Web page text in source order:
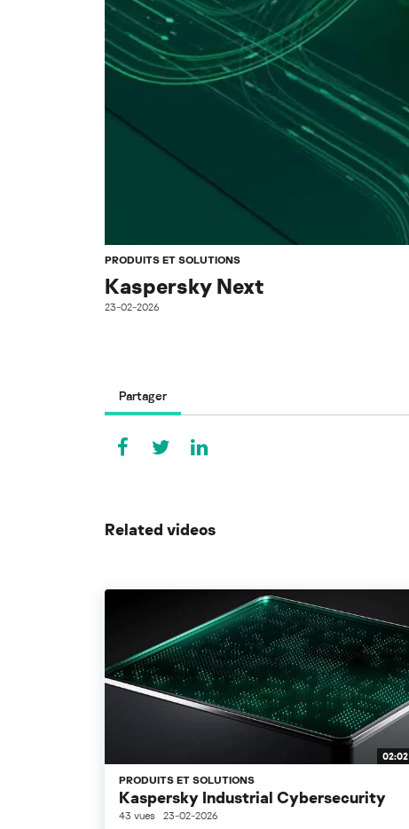
PRODUITS ET SOLUTIONS
Kaspersky Next
23-02-2026
Partager
Related videos
02:02
PRODUITS ET SOLUTIONS
Kaspersky Industrial Cybersecurity
43 vues 23-02-2026